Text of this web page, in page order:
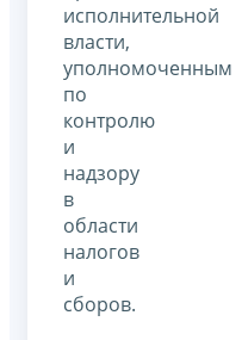
исполнительной
власти,
уполномоченным
по
контролю
и
надзору
в
области
налогов
и
сборов.